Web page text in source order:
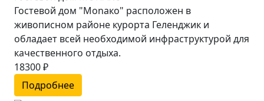
Гостевой дом "Monaкo" расположен в
живописном районе курорта Геленджик и
обладает всей необходимой инфраструктурой для
качественного отдыха.
18300 ₽
Подробнее